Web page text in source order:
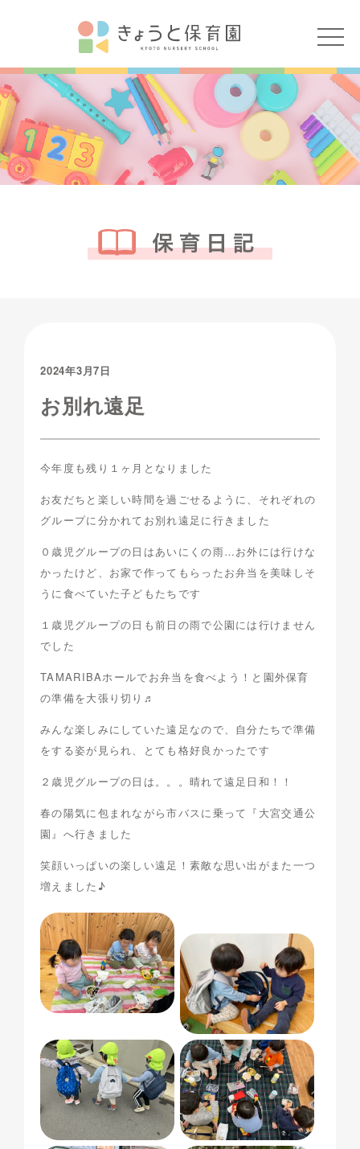
2024年3月7日
お別れ遠足
今年度も残り１ヶ月となりました
お友だちと楽しい時間を過ごせるように、それぞれの
グループに分かれてお別れ遠足に行きました
０歳児グループの日はあいにくの雨…お外には行けな
かったけど、お家で作ってもらったお弁当を美味しそ
うに食べていた子どもたちです
１歳児グループの日も前日の雨で公園には行けません
でした
TAMARIBAホールでお弁当を食べよう！と園外保育
の準備を大張り切り♬
みんな楽しみにしていた遠足なので、自分たちで準備
をする姿が見られ、とても格好良かったです
２歳児グループの日は。。。晴れて遠足日和！！
春の陽気に包まれながら市バスに乗って『大宮交通公
園』へ行きました
笑顔いっぱいの楽しい遠足！素敵な思い出がまた一つ
増えました♪